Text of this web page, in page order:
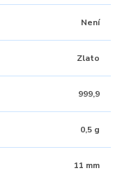
Není
Zlato
999,9
0,5 g
11 mm